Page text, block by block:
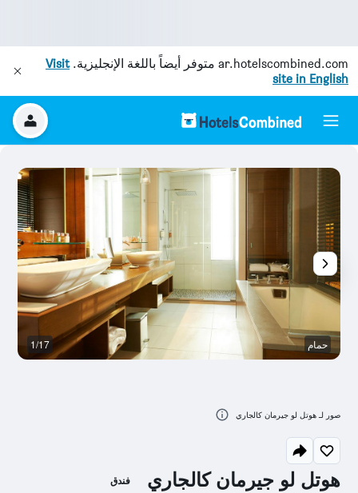
ar.hotelscombined.com متوفر أيضاً باللغة الإنجليزية.Visit
site in English
هوتل لو جيرمان كالجاري فندق
حمام 1/17
صور لـ هوتل لو جيرمان كالجاري